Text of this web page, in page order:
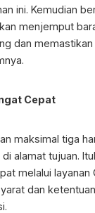
ini. Kemudian
menjemput
dan
Cepat
maksimal tiga
alamat tujuan.
melalui layanan
dan